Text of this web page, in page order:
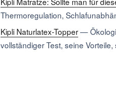
Thermoregulation,
Kipli Naturlatex-Topper—
vollständiger Test, seine